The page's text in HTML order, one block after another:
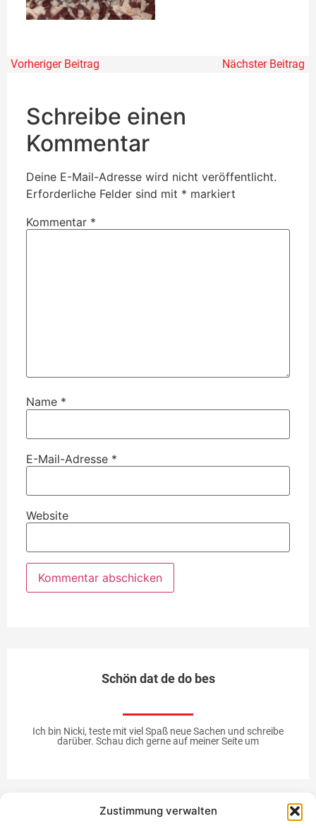
Zustimmung verwalten
Vorheriger Beitrag Nächster Beitrag
Schreibe einen
Kommentar
Deine E-Mail-Adresse wird nicht veröffentlicht.
Erforderliche Felder sind mit * markiert
Kommentar *
Name *
E-Mail-Adresse *
Website
Schön dat de do bes
Ich bin Nicki, teste mit viel Spaß neue Sachen und schreibe
darüber. Schau dich gerne auf meiner Seite um